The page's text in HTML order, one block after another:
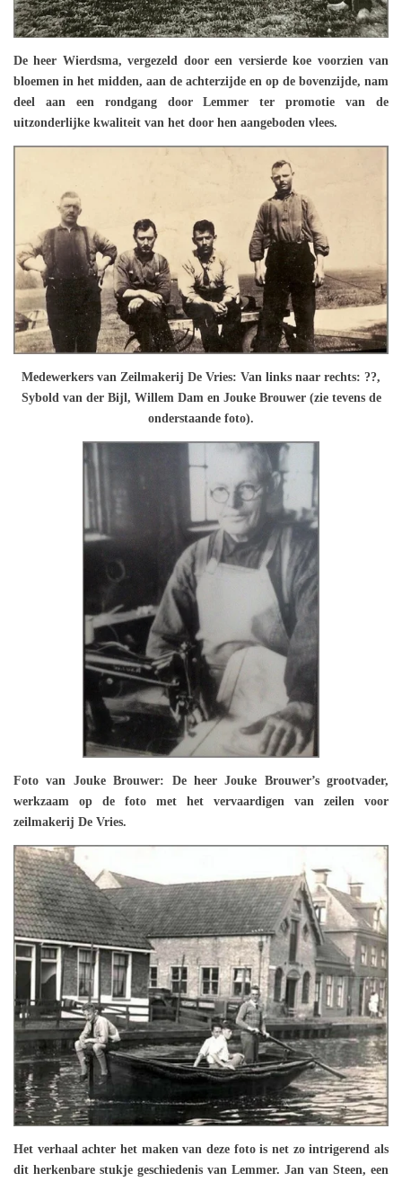
De heer Wierdsma, vergezeld door een versierde koe voorzien van
bloemen in het midden, aan de achterzijde en op de bovenzijde, nam
deel aan een rondgang door Lemmer ter promotie van de
uitzonderlijke kwaliteit van het door hen aangeboden vlees.
Medewerkers van Zeilmakerij De Vries: Van links naar rechts: ??,
Sybold van der Bijl, Willem Dam en Jouke Brouwer (zie tevens de
onderstaande foto).
Foto van Jouke Brouwer: De heer Jouke Brouwer’s grootvader,
werkzaam op de foto met het vervaardigen van zeilen voor
zeilmakerij De Vries.
Het verhaal achter het maken van deze foto is net zo intrigerend als
dit herkenbare stukje geschiedenis van Lemmer. Jan van Steen, een